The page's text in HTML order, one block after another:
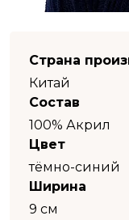
Страна
Китай
Состав
100% Акрил
Цвет
тёмно-синий
Ширина
9 см